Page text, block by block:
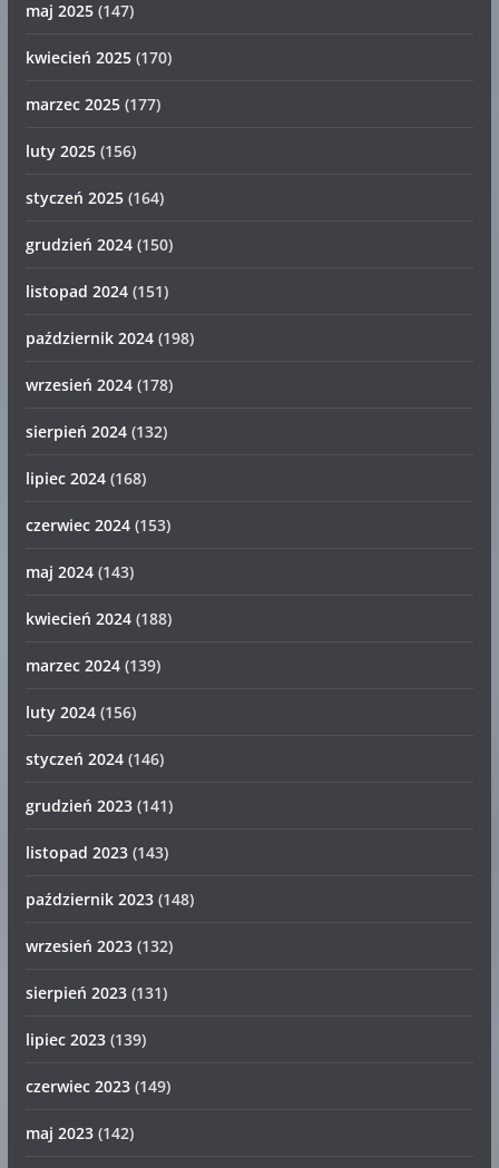
maj 2025(147)
kwiecień 2025(170)
marzec 2025(177)
luty 2025(156)
styczeń 2025(164)
grudzień 2024(150)
listopad 2024(151)
październik 2024(198)
wrzesień 2024(178)
sierpień 2024(132)
lipiec 2024(168)
czerwiec 2024(153)
maj 2024(143)
kwiecień 2024(188)
marzec 2024(139)
luty 2024(156)
styczeń 2024(146)
grudzień 2023(141)
listopad 2023(143)
październik 2023(148)
wrzesień 2023(132)
sierpień 2023(131)
lipiec 2023(139)
czerwiec 2023(149)
maj 2023(142)